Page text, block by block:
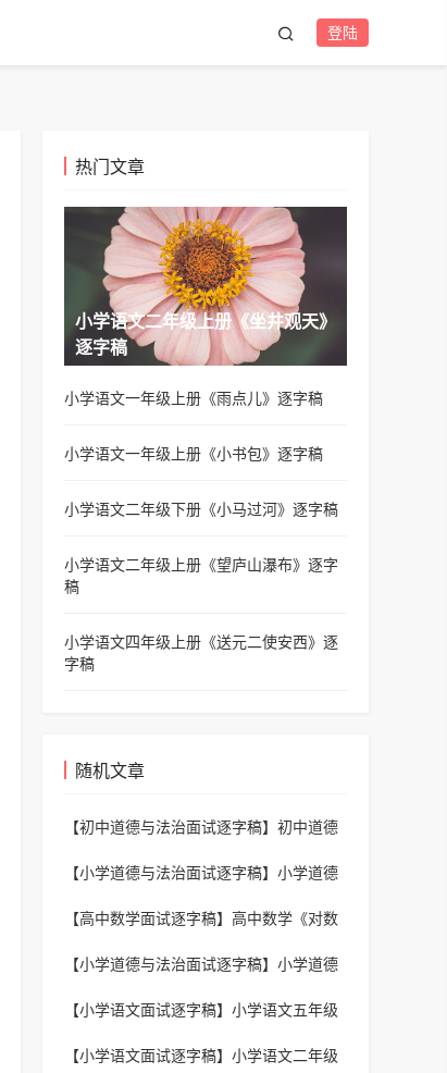
登陆
热门文章
小学语文二年级上册《坐井观天》
逐字稿
小学语文一年级上册《雨点儿》逐字稿
小学语文一年级上册《小书包》逐字稿
小学语文二年级下册《小马过河》逐字稿
小学语文二年级上册《望庐山瀑布》逐字
稿
小学语文四年级上册《送元二使安西》逐
字稿
随机文章
【初中道德与法治面试逐字稿】 初中道德
【小学道德与法治面试逐字稿】 小学道德
【高中数学面试逐字稿】 高中数学《对数
【小学道德与法治面试逐字稿】 小学道德
【小学语文面试逐字稿】 小学语文五年级
稿
【小学语文面试逐字稿】 小学语文二年级